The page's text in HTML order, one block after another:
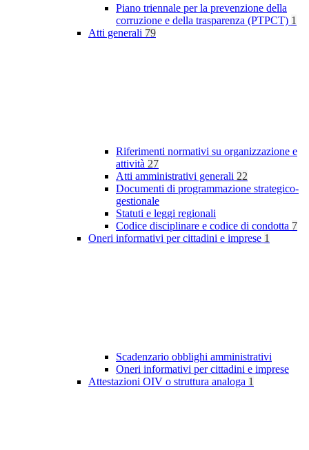
Piano triennale per la prevenzione della
corruzione e della trasparenza (PTPCT) 1
Atti generali 79
Riferimenti normativi su organizzazione e
attività 27
Atti amministrativi generali 22
Documenti di programmazione strategico-
gestionale
Statuti e leggi regionali
Codice disciplinare e codice di condotta 7
Oneri informativi per cittadini e imprese 1
Scadenzario obblighi amministrativi
Oneri informativi per cittadini e imprese
Attestazioni OIV o struttura analoga 1